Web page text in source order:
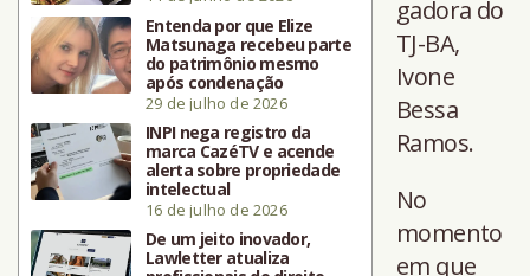
Entenda por que Elize
Matsunaga recebeu parte
do patrimônio mesmo
após condenação
29 de julho de 2026
INPI nega registro da
marca CazéTV e acende
alerta sobre propriedade
intelectual
16 de julho de 2026
De um jeito inovador,
Lawletter atualiza
gadora do
TJ-BA,
Ivone
Bessa
Ramos.
No
momento
em que